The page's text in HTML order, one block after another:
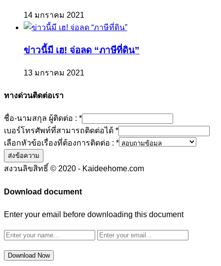
14 มกราคม 2021
ข่าวนี้มี เฮ! จ่อลด “ภาษีที่ดิน”
13 มกราคม 2021
ทางด่วนติดต่อเรา
ชื่อ-นามสกุล ผู้ติดต่อ : *
เบอร์โทรศัพท์ที่สามารถติดต่อได้ *
เลือกหัวข้อเรื่องที่ต้องการติดต่อ : *
ส่งข้อความ
สงวนลิขสิทธิ์ © 2020 - Kaideehome.com
Download document
Enter your email before downloading this document
Download Now